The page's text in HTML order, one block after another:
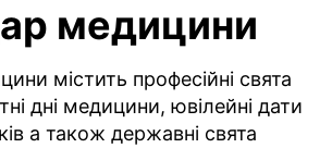
медицини
містить професійні свята
дні медицини, ювілейні дати
а також державні свята